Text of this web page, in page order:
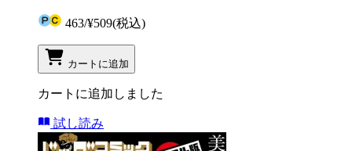
463/¥509(税込)
カートに追加
カートに追加しました
試し読み